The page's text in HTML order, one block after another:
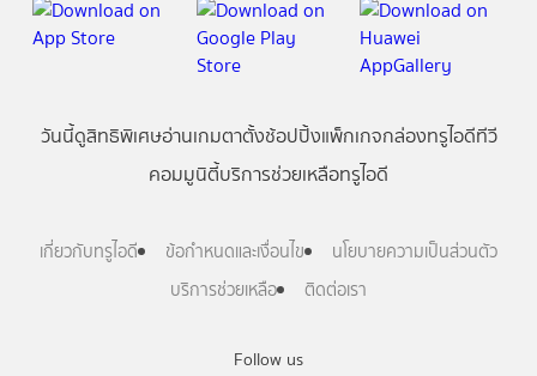
Follow us
วันนี้ดูสิทธิพิเศษอ่านเกมตาตั้งช้อปปิ้งแพ็กเกจกล่องทรูไอดีทีวี
คอมมูนิตี้บริการช่วยเหลือทรูไอดี
เกี่ยวกับทรูไอดี ข้อกำหนดและเงื่อนไข
นโยบายความเป็นส่วนตัว
บริการช่วยเหลือ
ติดต่อเรา